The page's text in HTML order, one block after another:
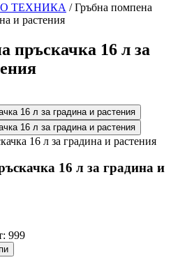
ТЕХНИКА / Гръбна помпена
и растения
пръскачка 16 л за
16 л за градина и
999